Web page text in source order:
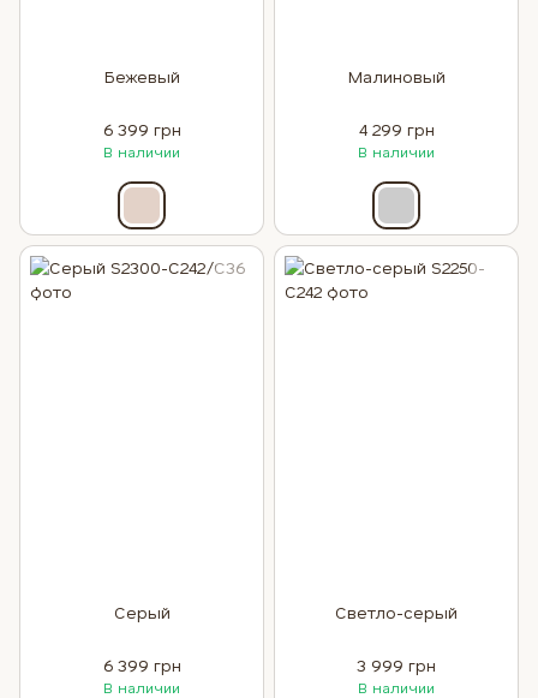
Бежевый
6 399 грн
В наличии
Малиновый
4 299 грн
В наличии
Серый
6 399 грн
В наличии
Светло-серый
3 999 грн
В наличии